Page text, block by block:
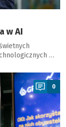
w AI
…
0